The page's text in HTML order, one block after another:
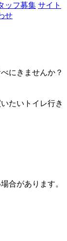
ッフ募集 サイト
せ
にきませんか？
たい トイレ行き
合があります。